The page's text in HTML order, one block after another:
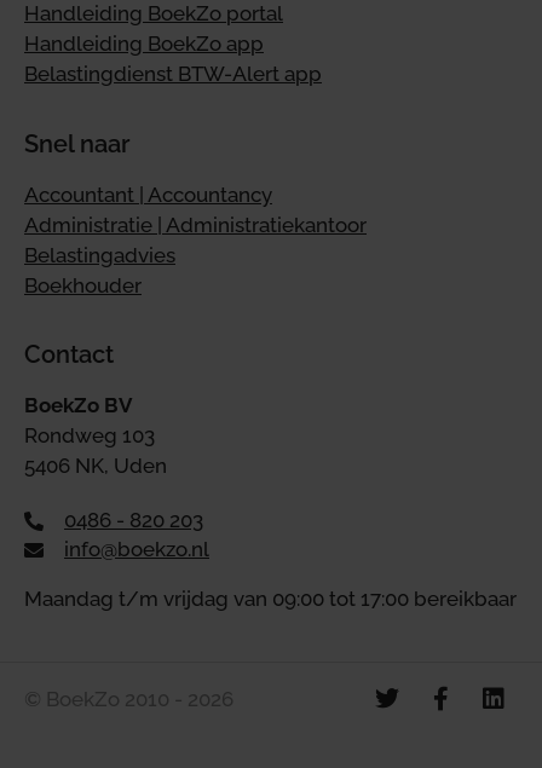
Handleiding BoekZo portal
Handleiding BoekZo app
Belastingdienst BTW-Alert app
Snel naar
Accountant | Accountancy
Administratie | Administratiekantoor
Belastingadvies
Boekhouder
Contact
BoekZo BV
Rondweg 103
5406 NK, Uden
0486 - 820 203
info@boekzo.nl
Maandag t/m vrijdag van 09:00 tot 17:00 bereikbaar
© BoekZo 2010 - 2026